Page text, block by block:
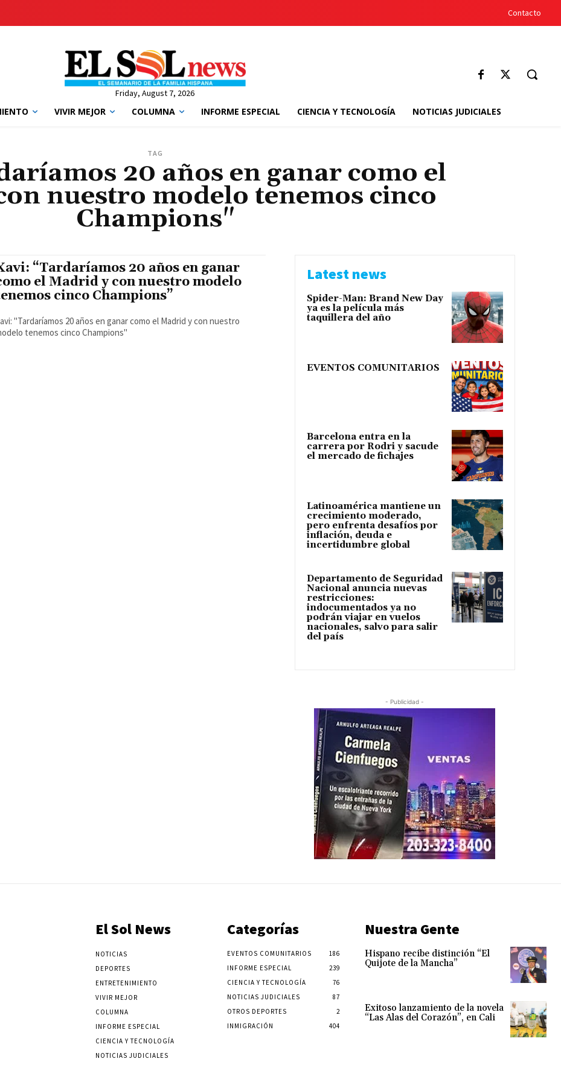
Contacto
Friday, August 7, 2026
VIVIR MEJOR COLUMNA INFORME ESPECIAL CIENCIA Y TECNOLOGÍA NOTICIAS JUDICIALES
TAG
20 años en ganar como el
nuestro modelo tenemos cinco
Champions"
“Tardaríamos 20 años en ganar
el Madrid y con nuestro modelo
cinco Champions”
"Tardaríamos 20 años en ganar como el Madrid y con nuestro
tenemos cinco Champions"
Latest news
Spider-Man: Brand New Day
ya es la película más
taquillera del año
EVENTOS COMUNITARIOS
Barcelona entra en la
carrera por Rodri y sacude
el mercado de fichajes
Latinoamérica mantiene un
crecimiento moderado,
pero enfrenta desafíos por
inflación, deuda e
incertidumbre global
Departamento de Seguridad
Nacional anuncia nuevas
restricciones:
indocumentados ya no
podrán viajar en vuelos
nacionales, salvo para salir
del país
- Publicidad -
El Sol News
NOTICIAS
DEPORTES
ENTRETENIMIENTO
VIVIR MEJOR
COLUMNA
INFORME ESPECIAL
CIENCIA Y TECNOLOGÍA
NOTICIAS JUDICIALES
Categorías
EVENTOS COMUNITARIOS
186
INFORME ESPECIAL
239
CIENCIA Y TECNOLOGÍA
76
NOTICIAS JUDICIALES
87
OTROS DEPORTES
2
INMIGRACIÓN
404
Nuestra Gente
Hispano recibe distinción “El
Quijote de la Mancha”
Exitoso lanzamiento de la novela
“Las Alas del Corazón”, en Cali